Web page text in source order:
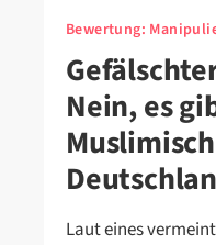
Bewertung:
Nein, es
Laut eines